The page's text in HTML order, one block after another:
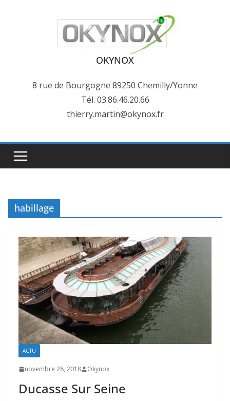
OKYNOX
8 rue de Bourgogne 89250 Chemilly/Yonne
Tél. 03.86.46.20.66
thierry.martin@okynox.fr
habillage
ACTU
novembre 28, 2018 Okynox
Ducasse Sur Seine